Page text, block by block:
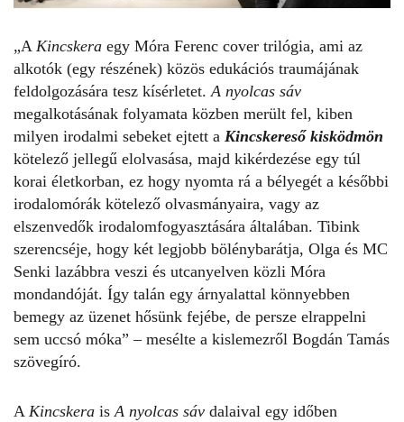
„A Kincskera egy Móra Ferenc cover trilógia, ami az
alkotók (egy részének) közös edukációs traumájának
feldolgozására tesz kísérletet. A nyolcas sáv
megalkotásának folyamata közben merült fel, kiben
milyen irodalmi sebeket ejtett a Kincskereső kisködmön
kötelező jellegű elolvasása, majd kikérdezése egy túl
korai életkorban, ez hogy nyomta rá a bélyegét a későbbi
irodalomórák kötelező olvasmányaira, vagy az
elszenvedők irodalomfogyasztására általában. Tibink
szerencséje, hogy két legjobb bölénybarátja, Olga és MC
Senki lazábbra veszi és utcanyelven közli Móra
mondandóját. Így talán egy árnyalattal könnyebben
bemegy az üzenet hősünk fejébe, de persze elrappelni
sem uccsó móka” – mesélte a kislemezről Bogdán Tamás
szövegíró.
A Kincskera is A nyolcas sáv dalaival egy időben